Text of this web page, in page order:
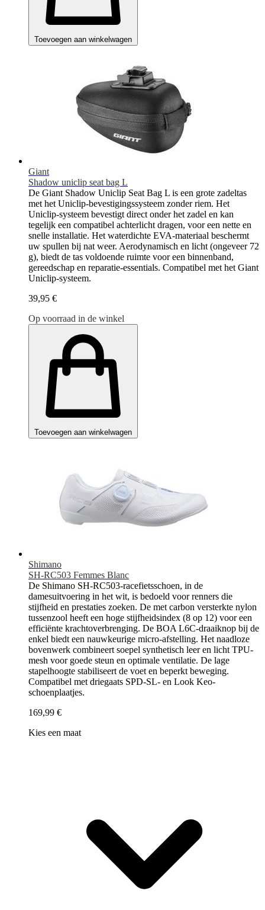
Toevoegen aan winkelwagen
Giant
Shadow uniclip seat bag L
De Giant Shadow Uniclip Seat Bag L is een grote zadeltas
met het Uniclip-bevestigingssysteem zonder riem. Het
Uniclip-systeem bevestigt direct onder het zadel en kan
tegelijk een compatibel achterlicht dragen, voor een nette en
snelle installatie. Het waterdichte EVA-materiaal beschermt
uw spullen bij nat weer. Aerodynamisch en licht (ongeveer 72
g), biedt de tas voldoende ruimte voor een binnenband,
gereedschap en reparatie-essentials. Compatibel met het Giant
Uniclip-systeem.
39,95 €
Op voorraad in de winkel
Toevoegen aan winkelwagen
Shimano
SH-RC503 Femmes Blanc
De Shimano SH-RC503-racefietsschoen, in de
damesuitvoering in het wit, is bedoeld voor renners die
stijfheid en prestaties zoeken. De met carbon versterkte nylon
tussenzool heeft een hoge stijfheidsindex (8 op 12) voor een
efficiënte krachtoverbrenging. De BOA L6C-draaiknop bij de
enkel biedt een nauwkeurige micro-afstelling. Het naadloze
bovenwerk combineert soepel synthetisch leer en licht TPU-
mesh voor goede steun en optimale ventilatie. De lage
stapelhoogte stabiliseert de voet en beperkt beweging.
Compatibel met driegaats SPD-SL- en Look Keo-
schoenplaatjes.
169,99 €
Kies een maat